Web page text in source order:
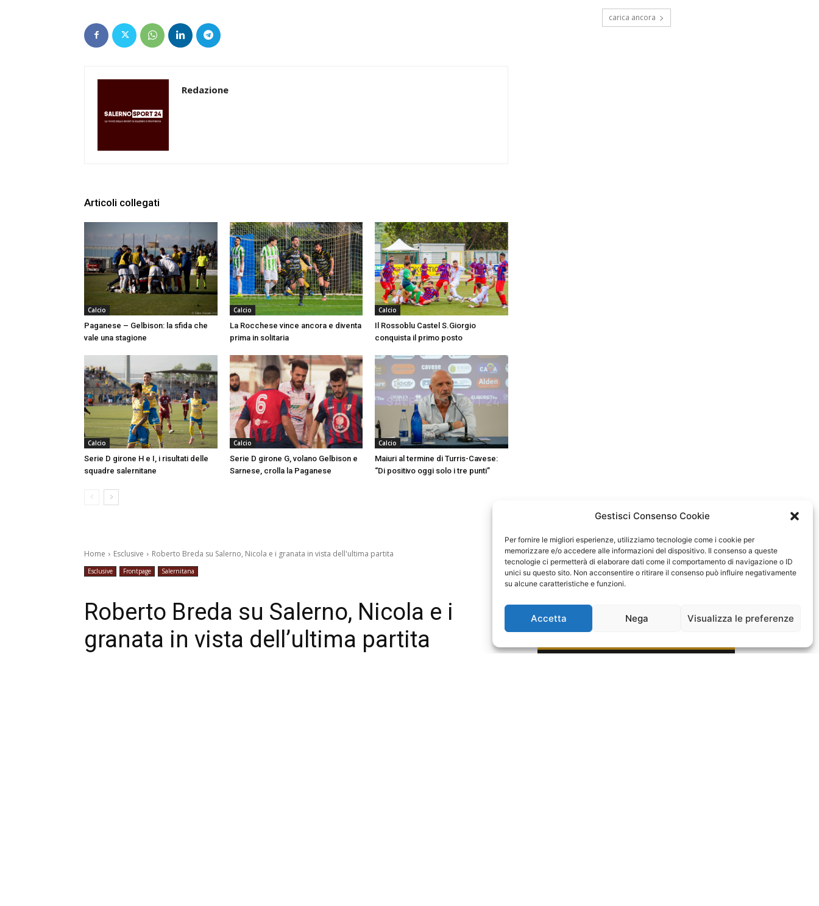
Gestisci Consenso Cookie
Per fornire le migliori esperienze, utilizziamo tecnologie come i cookie per
memorizzare e/o accedere alle informazioni del dispositivo. Il consenso a queste
tecnologie ci permetterà di elaborare dati come il comportamento di navigazione o ID
unici su questo sito. Non acconsentire o ritirare il consenso può influire negativamente
su alcune caratteristiche e funzioni.
Accetta Nega Visualizza le preferenze
Redazione
Articoli collegati
Calcio
Paganese – Gelbison: la sfida che
vale una stagione
Calcio
La Rocchese vince ancora e diventa
prima in solitaria
Calcio
Il Rossoblu Castel S.Giorgio
conquista il primo posto
Calcio
Serie D girone H e I, i risultati delle
squadre salernitane
Calcio
Serie D girone G, volano Gelbison e
Sarnese, crolla la Paganese
Calcio
Maiuri al termine di Turris-Cavese:
“Di positivo oggi solo i tre punti”
carica ancora